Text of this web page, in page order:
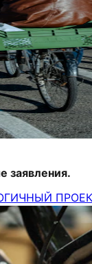
заявления.